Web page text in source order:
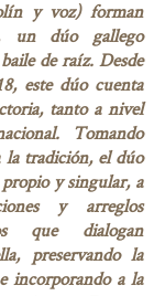
y voz) forman
un dúo gallego
de raíz. Desde
este dúo cuenta
tanto a nivel
Tomando
la tradición, el dúo
y singular, a
y arreglos
que dialogan
preservando la
incorporando a la